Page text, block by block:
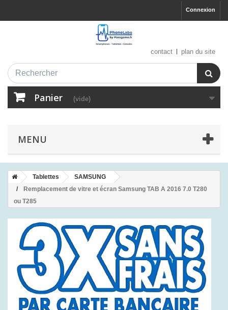
Connexion
contact plan du site
Panier (vide)
MENU
Tablettes
SAMSUNG
Remplacement de vitre et écran Samsung TAB A 2016 7.0 T280
ou T285